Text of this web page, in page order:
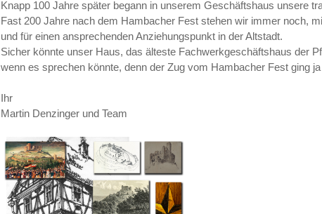
Knapp 100 Jahre später begann in unserem Geschäftshaus unsere
Fast 200 Jahre nach dem Hambacher Fest stehen wir immer noch,
und für einen ansprechenden Anziehungspunkt in der Altstadt.
Sicher könnte unser Haus, das älteste Fachwerkgeschäftshaus der
wenn es sprechen könnte, denn der Zug vom Hambacher Fest ging
Ihr
Martin Denzinger und Team